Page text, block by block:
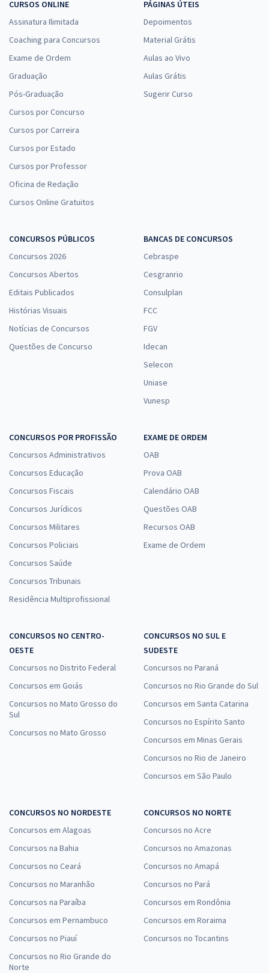
CURSOS ONLINE
Assinatura Ilimitada
Coaching para Concursos
Exame de Ordem
Graduação
Pós-Graduação
Cursos por Concurso
Cursos por Carreira
Cursos por Estado
Cursos por Professor
Oficina de Redação
Cursos Online Gratuitos
PÁGINAS ÚTEIS
Depoimentos
Material Grátis
Aulas ao Vivo
Aulas Grátis
Sugerir Curso
CONCURSOS PÚBLICOS
Concursos 2026
Concursos Abertos
Editais Publicados
Histórias Visuais
Notícias de Concursos
Questões de Concurso
BANCAS DE CONCURSOS
Cebraspe
Cesgranrio
Consulplan
FCC
FGV
Idecan
Selecon
Uniase
Vunesp
CONCURSOS POR PROFISSÃO
Concursos Administrativos
Concursos Educação
Concursos Fiscais
Concursos Jurídicos
Concursos Militares
Concursos Policiais
Concursos Saúde
Concursos Tribunais
Residência Multiprofissional
EXAME DE ORDEM
OAB
Prova OAB
Calendário OAB
Questões OAB
Recursos OAB
Exame de Ordem
CONCURSOS NO CENTRO-
OESTE
Concursos no Distrito Federal
Concursos em Goiás
Concursos no Mato Grosso do
Sul
Concursos no Mato Grosso
CONCURSOS NO SUL E
SUDESTE
Concursos no Paraná
Concursos no Rio Grande do Sul
Concursos em Santa Catarina
Concursos no Espírito Santo
Concursos em Minas Gerais
Concursos no Rio de Janeiro
Concursos em São Paulo
CONCURSOS NO NORDESTE
Concursos em Alagoas
Concursos na Bahia
Concursos no Ceará
Concursos no Maranhão
Concursos na Paraíba
Concursos em Pernambuco
Concursos no Piauí
Concursos no Rio Grande do
Norte
CONCURSOS NO NORTE
Concursos no Acre
Concursos no Amazonas
Concursos no Amapá
Concursos no Pará
Concursos em Rondônia
Concursos em Roraima
Concursos no Tocantins